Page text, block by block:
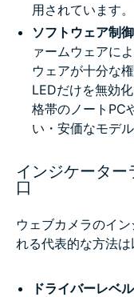
用されています。
ソフトウェア制
ァームウェアに
ウェアが十分な
LEDだけを無効
格帯のノートPC
い・安価なモデ
インジケータ
口
ウェブカメラのイ
れる代表的な方法は
ドライバーレベ